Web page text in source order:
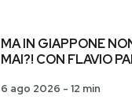
MA IN GIAPPONE
MAI?! CON FLAVIO
6 ago 2026 - 12 min